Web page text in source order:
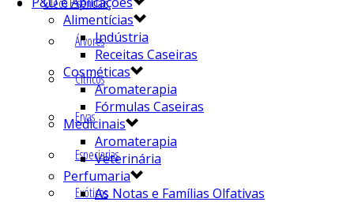
Árvores
Cítricos
Ervas
Especiarias
Exóticos
Alimentícias
Indústria
Receitas Caseiras
Cosméticas
Aromaterapia
Fórmulas Caseiras
Medicinais
Aromaterapia
Veterinária
Perfumaria
As Notas e Famílias Olfativas